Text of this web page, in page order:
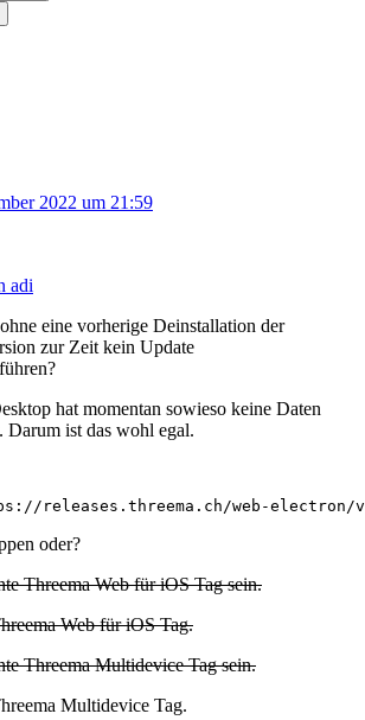
2022 um 21:59
adi
eine vorherige Deinstallation der
zur Zeit kein Update
hat momentan sowieso keine Daten
Darum ist das wohl egal.
releases.threema.ch/web-electron/
oder?
Threema Web für iOS Tag sein.
Web für iOS Tag.
Threema Multidevice Tag sein.
Multidevice Tag.